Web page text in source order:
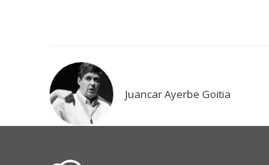
Juancar Ayerbe Goitia